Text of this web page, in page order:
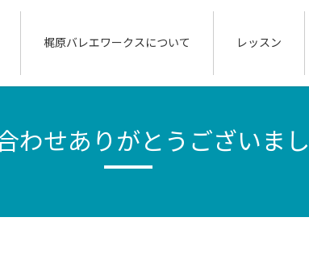
梶原バレエワークスについて レッスン
わせありがとうございま